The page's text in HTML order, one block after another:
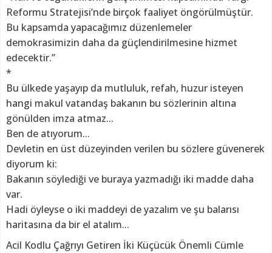
Reformu Stratejisi’nde birçok faaliyet öngörülmüştür.
Bu kapsamda yapacağımız düzenlemeler
demokrasimizin daha da güçlendirilmesine hizmet
edecektir.”
*
Bu ülkede yaşayıp da mutluluk, refah, huzur isteyen
hangi makul vatandaş bakanın bu sözlerinin altına
gönülden imza atmaz...
Ben de atıyorum...
Devletin en üst düzeyinden verilen bu sözlere güvenerek
diyorum ki:
Bakanın söylediği ve buraya yazmadığı iki madde daha
var.
Hadi öyleyse o iki maddeyi de yazalım ve şu balarısı
haritasına da bir el atalım...
Acil Kodlu Çağrıyı Getiren İki Küçücük Önemli Cümle